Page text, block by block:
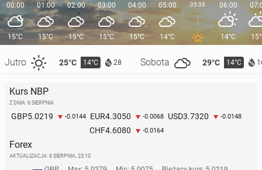
00:00
15°C
Jutro 25°C 14°C 28 Sobota 29°C 14°C
01:00
15°C
02:00
15°C
03:00
15°C
04:00
15°C
05:00
14°C
05:33 06:00
14°C
Kurs NBP
Z DNIA: 6 SIERPNIA
GBP5.0219 -0.0144 EUR4.3050 -0.0068 USD3.7320 -0.0148
CHF4.6080 -0.0164
Forex
AKTUALIZACJA: 6 SIERPNIA, 23:10